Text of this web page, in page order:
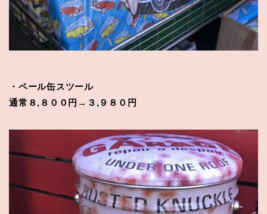
・ペール缶スツール
通常８,８００円→３,９８０円